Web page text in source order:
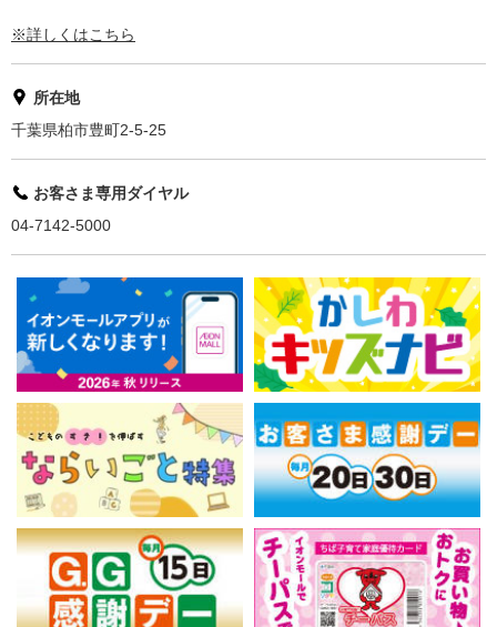
※詳しくはこちら
所在地
千葉県柏市豊町2-5-25
お客さま専用ダイヤル
04-7142-5000